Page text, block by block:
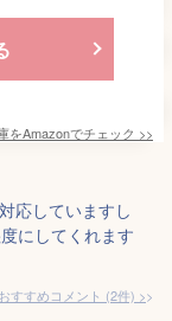
をAmazonでチェック >>
応していますし
にしてくれます
すすめコメント (2件) >